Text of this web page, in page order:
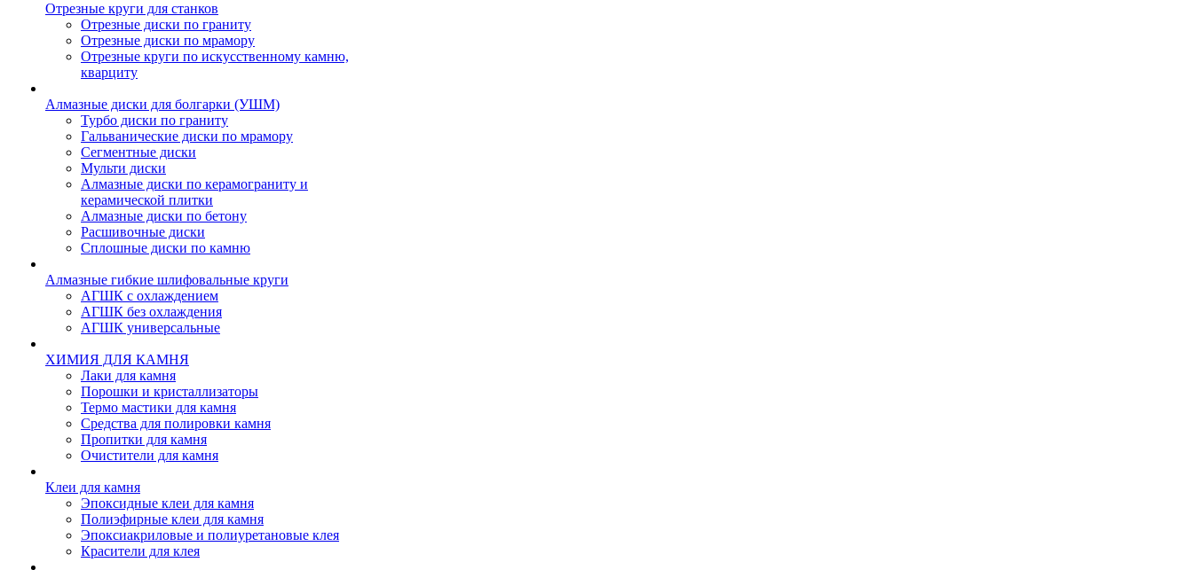
Отрезные круги для станков
Отрезные диски по граниту
Отрезные диски по мрамору
Отрезные круги по искусственному камню,
кварциту
Алмазные диски для болгарки (УШМ)
Турбо диски по граниту
Гальванические диски по мрамору
Сегментные диски
Мульти диски
Алмазные диски по керамограниту и
керамической плитки
Алмазные диски по бетону
Расшивочные диски
Сплошные диски по камню
Алмазные гибкие шлифовальные круги
АГШК с охлаждением
АГШК без охлаждения
АГШК универсальные
ХИМИЯ ДЛЯ КАМНЯ
Лаки для камня
Порошки и кристаллизаторы
Термо мастики для камня
Средства для полировки камня
Пропитки для камня
Очистители для камня
Клеи для камня
Эпоксидные клеи для камня
Полиэфирные клеи для камня
Эпоксиакриловые и полиуретановые клея
Красители для клея